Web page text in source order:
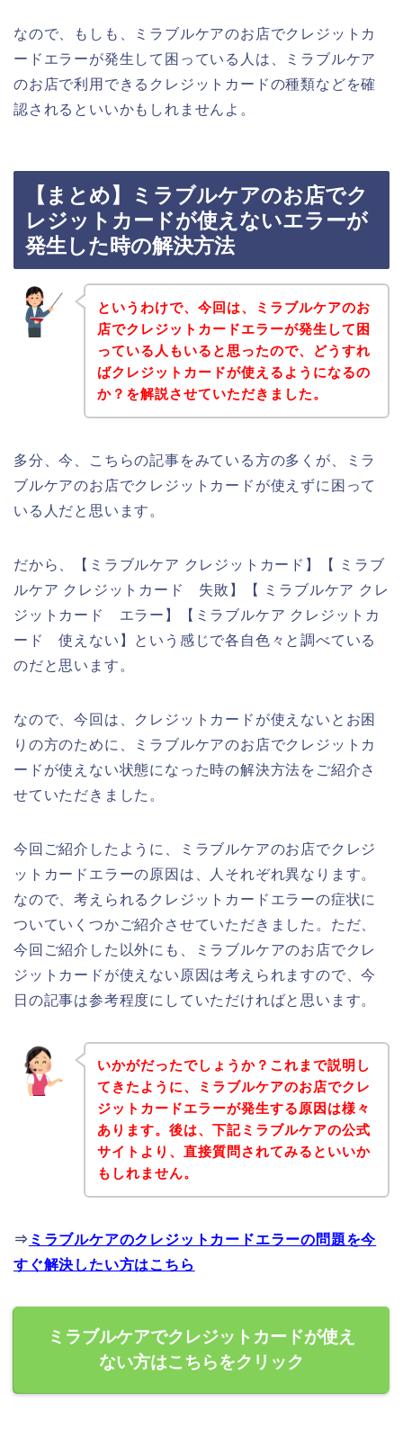
なので、もしも、ミラブルケアのお店でクレジットカ
ードエラーが発生して困っている人は、ミラブルケア
のお店で利用できるクレジットカードの種類などを確
認されるといいかもしれませんよ。
【まとめ】ミラブルケアのお店でク
レジットカードが使えないエラーが
発生した時の解決方法
というわけで、今回は、ミラブルケアのお
店でクレジットカードエラーが発生して困
っている人もいると思ったので、どうすれ
ばクレジットカードが使えるようになるの
か？を解説させていただきました。
多分、今、こちらの記事をみている方の多くが、ミラ
ブルケアのお店でクレジットカードが使えずに困って
いる人だと思います。
だから、【ミラブルケア クレジットカード】【 ミラブ
ルケア クレジットカード 失敗】【 ミラブルケア クレ
ジットカード エラー】【ミラブルケア クレジットカ
ード 使えない】という感じで各自色々と調べている
のだと思います。
なので、今回は、クレジットカードが使えないとお困
りの方のために、ミラブルケアのお店でクレジットカ
ードが使えない状態になった時の解決方法をご紹介さ
せていただきました。
今回ご紹介したように、ミラブルケアのお店でクレジ
ットカードエラーの原因は、人それぞれ異なります。
なので、考えられるクレジットカードエラーの症状に
ついていくつかご紹介させていただきました。ただ、
今回ご紹介した以外にも、ミラブルケアのお店でクレ
ジットカードが使えない原因は考えられますので、今
日の記事は参考程度にしていただければと思います。
いかがだったでしょうか？これまで説明し
てきたように、ミラブルケアのお店でクレ
ジットカードエラーが発生する原因は様々
あります。後は、下記ミラブルケアの公式
サイトより、直接質問されてみるといいか
もしれません。
⇒ ミラブルケアのクレジットカードエラーの問題を今
すぐ解決したい方はこちら
ミラブルケアでクレジットカードが使え
ない方はこちらをクリック